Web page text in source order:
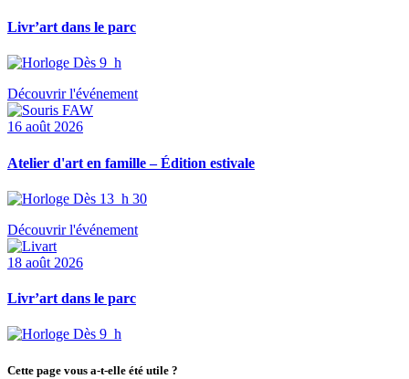
Livr’art dans le parc
Dès 9 h
Découvrir l'événement
16 août 2026
Atelier d'art en famille – Édition estivale
Dès 13 h 30
Découvrir l'événement
18 août 2026
Livr’art dans le parc
Dès 9 h
Cette page vous a-t-elle été utile ?